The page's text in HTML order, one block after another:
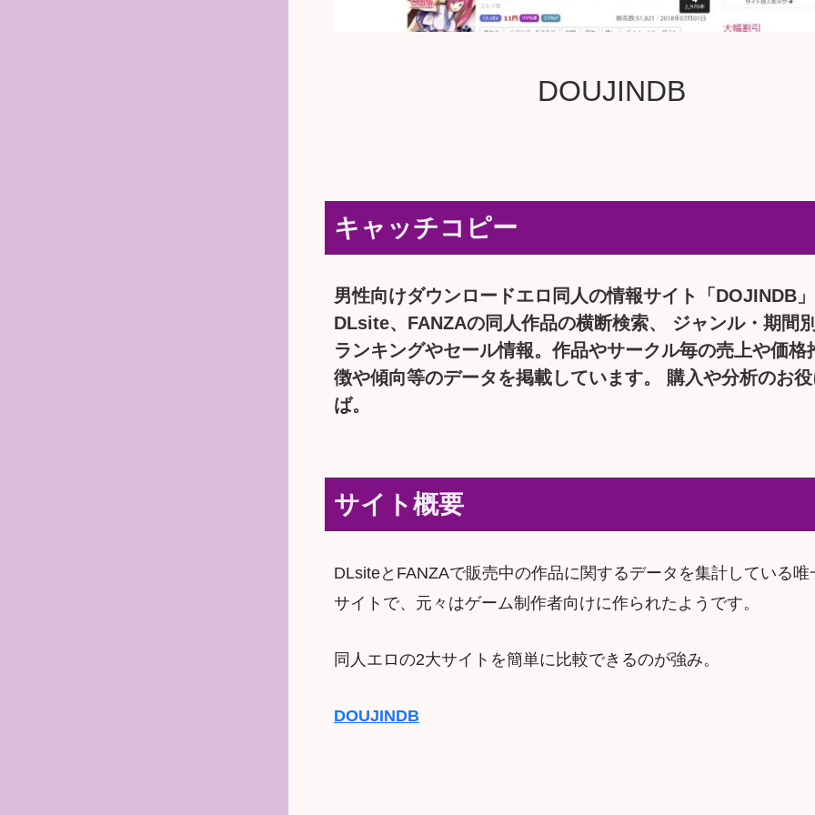
DOUJINDB
キャッチコピー
男性向けダウンロードエロ同人の情報サイト「DOJINDB」
DLsite、FANZAの同人作品の横断検索、 ジャンル・期間
ランキングやセール情報。作品やサークル毎の売上や価格
徴や傾向等のデータを掲載しています。 購入や分析のお
ば。
サイト概要
DLsiteとFANZAで販売中の作品に関するデータを集計している唯
サイトで、元々はゲーム制作者向けに作られたようです。
同人エロの2大サイトを簡単に比較できるのが強み。
DOUJINDB